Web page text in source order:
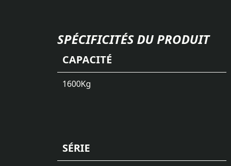
SPÉCIFICITÉS DU PRODUIT
CAPACITÉ
1600Kg
SÉRIE